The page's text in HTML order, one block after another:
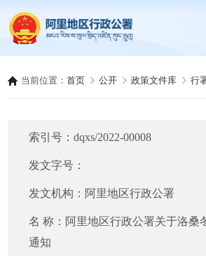
当前位置：首页 公开 政策文件库 行
索引号：dqxs/2022-00008
发文字号：
发文机构： 阿里地区行政公署
名 称： 阿里地区行政公署关于洛桑
通知